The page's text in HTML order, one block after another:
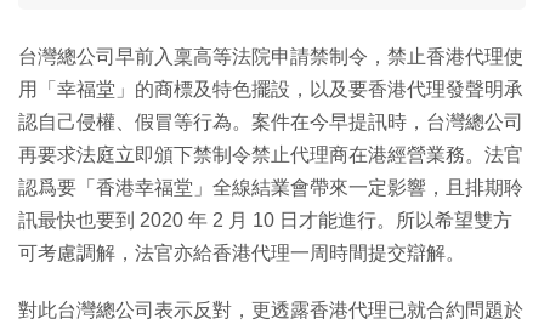
台灣總公司早前入稟高等法院申請禁制令，禁止香港代理使
用「幸福堂」的商標及特色擺設，以及要香港代理發聲明承
認自己侵權、假冒等行為。案件在今早提訊時，台灣總公司
再要求法庭立即頒下禁制令禁止代理商在港經營業務。法官
認爲要「香港幸福堂」全線結業會帶來一定影響，且排期聆
訊最快也要到 2020 年 2 月 10 日才能進行。所以希望雙方
可考慮調解，法官亦給香港代理一周時間提交辯解。
對此台灣總公司表示反對，更透露香港代理已就合約問題於